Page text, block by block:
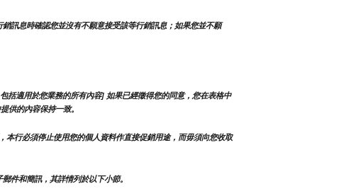
訊息時確認您並沒有不願意接受該等行銷訊息；如果您並不願
括適用於您業務的所有內容] 如果已經徵得您的同意，您在表格中
供的內容保持一致。
本行必須停止使用您的個人資料作直接促銷用途，而毋須向您收取
件和簡訊，其詳情列於以下小節。